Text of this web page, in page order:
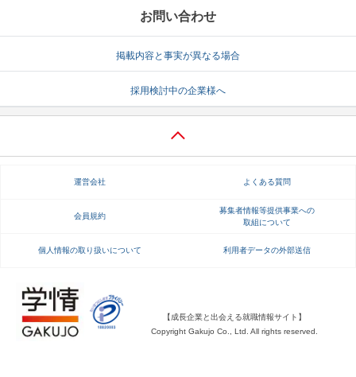
就活ノウハウ・サポート
就活支援
就活ノウハウが満載！ お役立ち記事・相談室など
適職診断 就活チャンネル
お問い合わせ
掲載内容と事実が異なる場合
採用検討中の企業様へ
運営会社 よくある質問
会員規約
募集者情報等提供事業への
取組について
個人情報の取り扱いについて 利用者データの外部送信
【成長企業と出会える就職情報サイト】
Copyright Gakujo Co., Ltd. All rights reserved.